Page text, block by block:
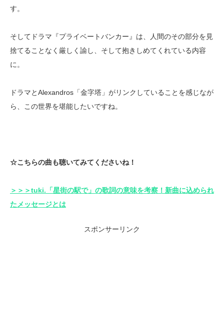
す。
そしてドラマ『プライベートバンカー』は、人間のその部分を見
捨てることなく厳しく諭し、そして抱きしめてくれている内容
に。
ドラマとAlexandros「金字塔」がリンクしていることを感じなが
ら、この世界を堪能したいですね。
☆こちらの曲も聴いてみてくださいね！
＞＞＞tuki.「星街の駅で」の歌詞の意味を考察！新曲に込められ
たメッセージとは
スポンサーリンク